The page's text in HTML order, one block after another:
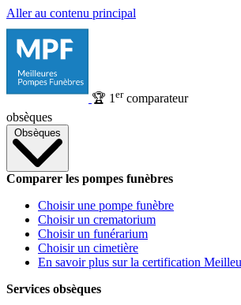
Aller au contenu principal
🏆 1 ercomparateur
obsèques
Obsèques
Comparer les pompes funèbres
Choisir une pompe funèbre
Choisir un crematorium
Choisir un funérarium
Choisir un cimetière
En savoir plus sur la certification
Services obsèques